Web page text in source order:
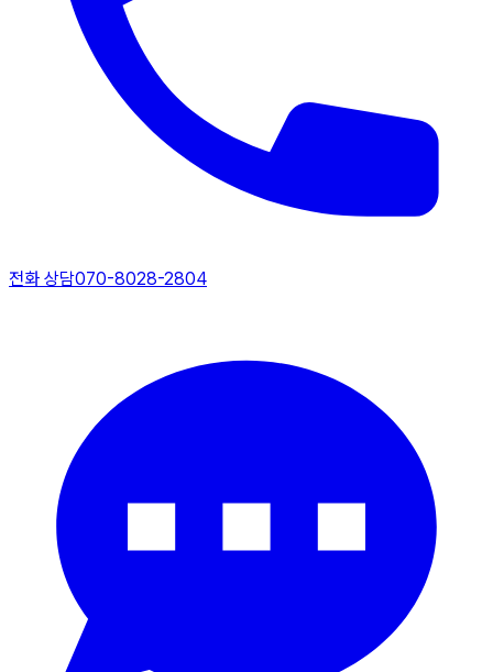
전화 상담070-8028-2804